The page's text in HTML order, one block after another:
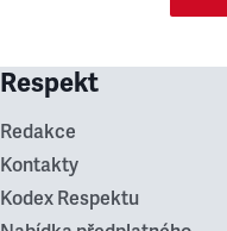
Respekt
Redakce
Kontakty
Kodex Respektu